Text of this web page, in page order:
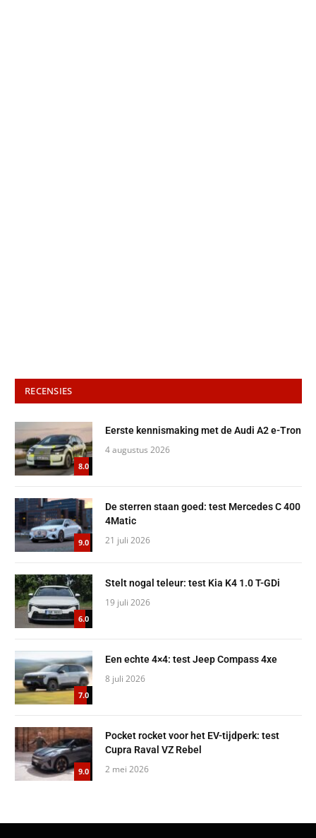
RECENSIES
8.0
Eerste kennismaking met de Audi A2 e-Tron
4 augustus 2026
9.0
De sterren staan goed: test Mercedes C 400
4Matic
21 juli 2026
6.0
Stelt nogal teleur: test Kia K4 1.0 T-GDi
19 juli 2026
7.0
Een echte 4×4: test Jeep Compass 4xe
8 juli 2026
9.0
Pocket rocket voor het EV-tijdperk: test
Cupra Raval VZ Rebel
2 mei 2026